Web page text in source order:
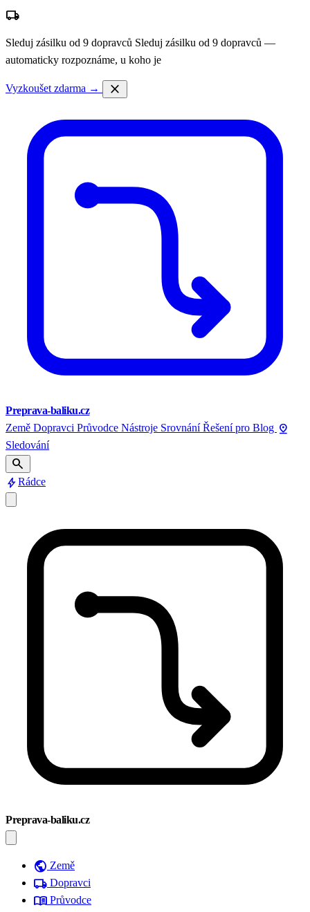
local_shipping
Sleduj zásilku od 9 dopravců Sleduj zásilku od 9 dopravců —
automaticky rozpoznáme, u koho je
Vyzkoušet zdarma → close
Preprava-baliku.cz
Země Dopravci Průvodce Nástroje Srovnání Řešení pro Blog pin_drop
Sledování
search
boltRádce
Preprava-baliku.cz
public Země
local_shipping Dopravci
menu_book Průvodce